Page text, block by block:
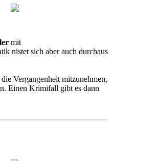
mit
nistet sich aber auch durchaus
Vergangenheit mitzunehmen,
Einen Krimifall gibt es dann